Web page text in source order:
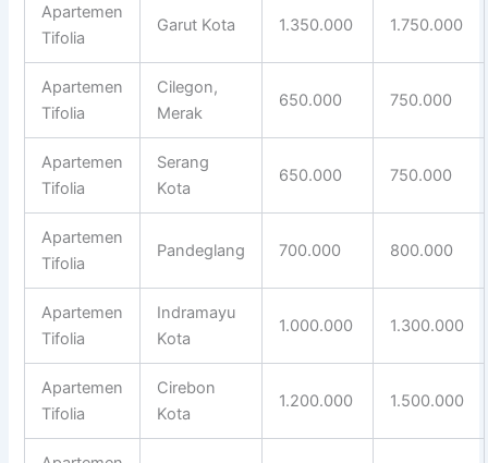
Apartemen
Tifolia
Garut Kota 1.350.000 1.750.000
Apartemen
Tifolia
Cilegon,
Merak
650.000 750.000
Apartemen
Tifolia
Serang
Kota
650.000 750.000
Apartemen
Tifolia
Pandeglang 700.000 800.000
Apartemen
Tifolia
Indramayu
Kota
1.000.000 1.300.000
Apartemen
Tifolia
Cirebon
Kota
1.200.000 1.500.000